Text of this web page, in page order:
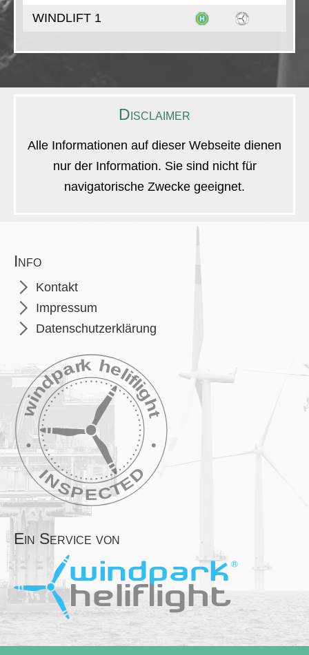
WINDLIFT 1
Disclaimer
Alle Informationen auf dieser Webseite dienen
nur der Information. Sie sind nicht für
navigatorische Zwecke geeignet.
Info
Navigation
überspringen
Kontakt
Impressum
Datenschutzerklärung
Ein Service von